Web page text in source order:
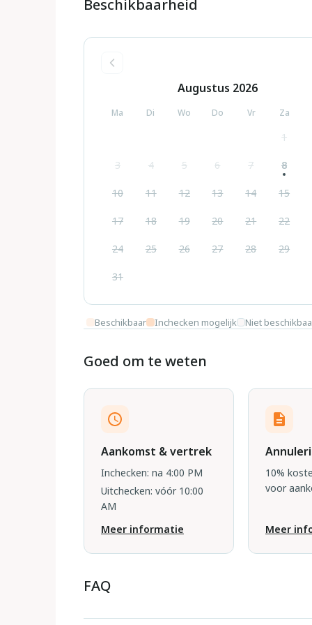
Beschikbaarheid
Augustus 2026
Ma Di Wo Do Vr Za
1
3 4 5 6 7 8
10 11 12 13 14 15
17 18 19 20 21 22
24 25 26 27 28 29
31
Beschikbaar Inchecken mogelijk Niet
Goed om te weten
Aankomst & vertrek
Inchecken: na 4:00 PM
Uitchecken: vóór 10:00
AM
Meer informatie
10%
voor
Meer
FAQ